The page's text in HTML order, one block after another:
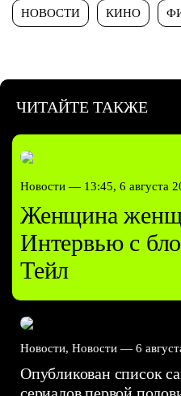
НОВОСТИ КИНО
ЧИТАЙТЕ ТАКЖЕ
Новости — 13:45, 6 августа
Женщина
Интервью с
Тейл
Новости, Новости — 6
Опубликован список